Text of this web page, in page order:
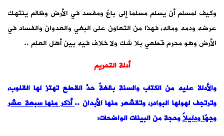
وكيف لمسلم أن يسلم مسلما إلى باغ ومفسد في الأرض وظالم ينتهك
عرضه ودمه وماله، فهذا من التعاون على البغي والعدوان والفساد في
الأرض وهو محرم قطعي بلا شك ولا خلاف فيه بين أهل العلم ..
أدلة التحريم
والأدلة عليه من الكتاب والسنة بالغةٌ حدَّ القطع تهتز لها القلوب،
وترتجف لهولها البوادر، وتقشعر منها الأبدان ..أذكر منها سبعة عشر
وجهًا ودليلاًوحجة من البينات الواضحات: